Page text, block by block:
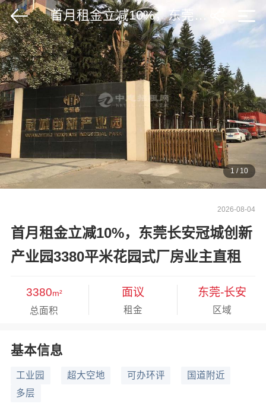
首月租金立减10%，东莞长安冠城创新产业园3380平米花园式厂房业主直租
1 / 10
2026-08-04
首月租金立减10%，东莞长安冠城创新
产业园3380平米花园式厂房业主直租
3380m²
总面积
面议
租金
东莞-长安
区域
基本信息
工业园 超大空地 可办环评
国道附近
多层